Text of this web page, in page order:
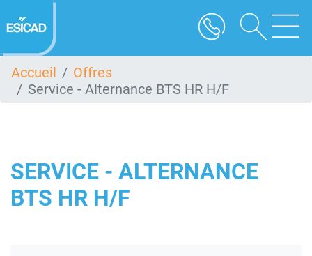
au
contenu
Accueil
Offres
Service - Alternance BTS HR H/F
SERVICE - ALTERNANCE
BTS HR H/F